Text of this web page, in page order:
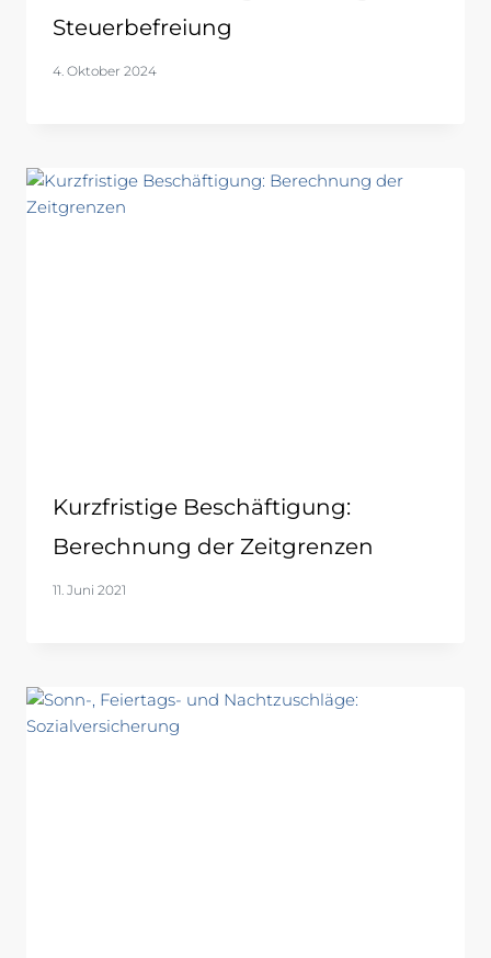
Steuerbefreiung
4. Oktober 2024
Kurzfristige Beschäftigung:
Berechnung der Zeitgrenzen
11. Juni 2021